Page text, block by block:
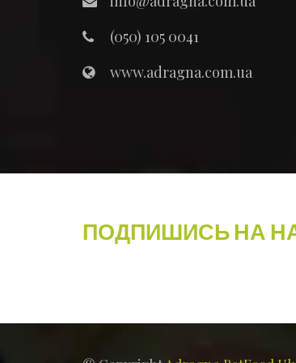
(050) 105 0041
www.adragna.com.ua
ПОДПИШИСЬ НА